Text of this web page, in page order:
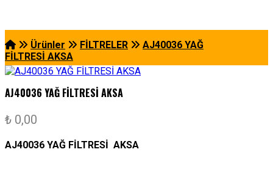
Ürünler FİLTRELER
AJ40036 YAĞ
FİLTRESİ AKSA
AJ40036 YAĞ FİLTRESİ AKSA
₺ 0,00
AJ40036 YAĞ FİLTRESİ AKSA